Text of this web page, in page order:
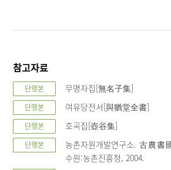
참고자료
단행본 무명자집[無名子集]
단행본 여유당전서[與猶堂全書]
단행본 호곡집[壺谷集]
단행본
농촌자원개발연구소. 古農
수원:농촌진흥청, 2004.